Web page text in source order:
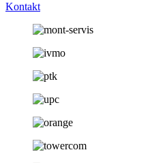
Kontakt